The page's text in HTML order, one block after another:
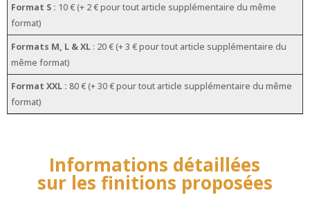
Format S : 10 € (+ 2 € pour tout article supplémentaire du même
format)
Formats M, L & XL : 20 € (+ 3 € pour tout article supplémentaire du
même format)
Format XXL : 80 € (+ 30 € pour tout article supplémentaire du même
format)
Informations détaillées
sur les finitions proposées